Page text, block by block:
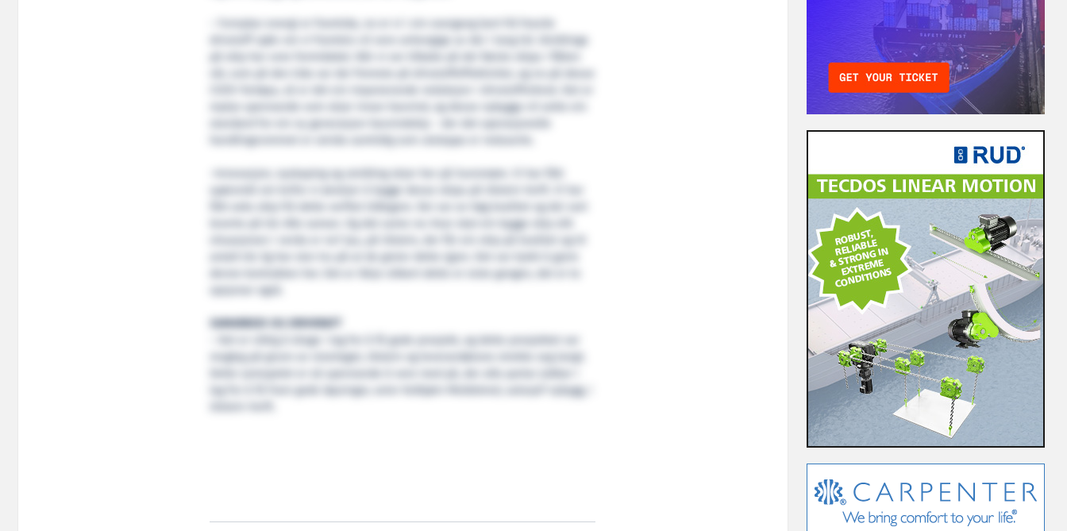
– Fornybar energi er framtida, no er vi i ein overgang bort frå fossile
drivstoff sjølv om vi framleis vil vere avhengige av dei i lang tid. Utviklinga
på skip har vore formidabel. Når vi ser tilbake på dei første skipa i flåten
vår, som på den tida var dei fremste på drivstoffeffektivitet, og no på desse
CSOV-fartøya, så er det ein imponerande reduksjon i drivstofforbruk. Det er
mykje spennande som skjer innan havvind, og desse nybygga vil sette ein
standard for ein ny generasjon havvindskip – der det operasjonelle
handlingsrommet er utvida samtidig som utsleppa er reduserte.
–Innovasjon, nyskaping og utvikling skjer her på Sunnmøre. Vi har fått
spørsmål om kvifor vi ønskjer å bygge desse skipa på Ulstein Verft. Vi har
fått seks skip frå dette verftet tidlegare. Dei var av høg kvalitet og dei vart
leverte på tid. Alle saman. Og det same no: Kvar skal ein bygge skip slik
situasjonen i verda er no? Jau, på Ulstein, der får ein skip på kvalitet og til
avtalt tid. Eg har stor tru på at de greier dette igjen. Det var kjekt å gjere
denne kontrakten her. Det er ikkje sikkert dette er siste gongen, det er to
opsjonar også.
SAMARBEID OG DRIVKRAFT
– Det er viktig å drage i lag for å få gode prosjekt, og dette prosjektet var
mogleg på grunn av reiarlaget, Ulstein og leverandørane strekte seg langt.
Dette samspelet er så spennande å vere med på, der alle partar jobbar i
lag for å få fram gode løysingar, seier Kolbjørn Moldskred, salssjef nybygg, i